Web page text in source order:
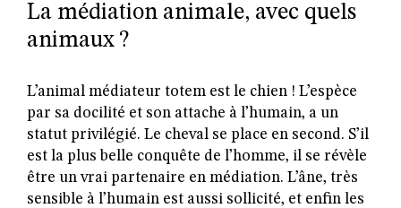
La médiation animale, avec quels
animaux ?
L’animal médiateur totem est le chien ! L’espèce
par sa docilité et son attache à l’humain, a un
statut privilégié. Le cheval se place en second. S’il
est la plus belle conquête de l’homme, il se révèle
être un vrai partenaire en médiation. L’âne, très
sensible à l’humain est aussi sollicité, et enfin les